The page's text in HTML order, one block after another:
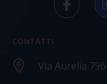
CONTATTI
Via Aurelia